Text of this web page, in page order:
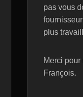
pas vous
plus
Merci pour
François.